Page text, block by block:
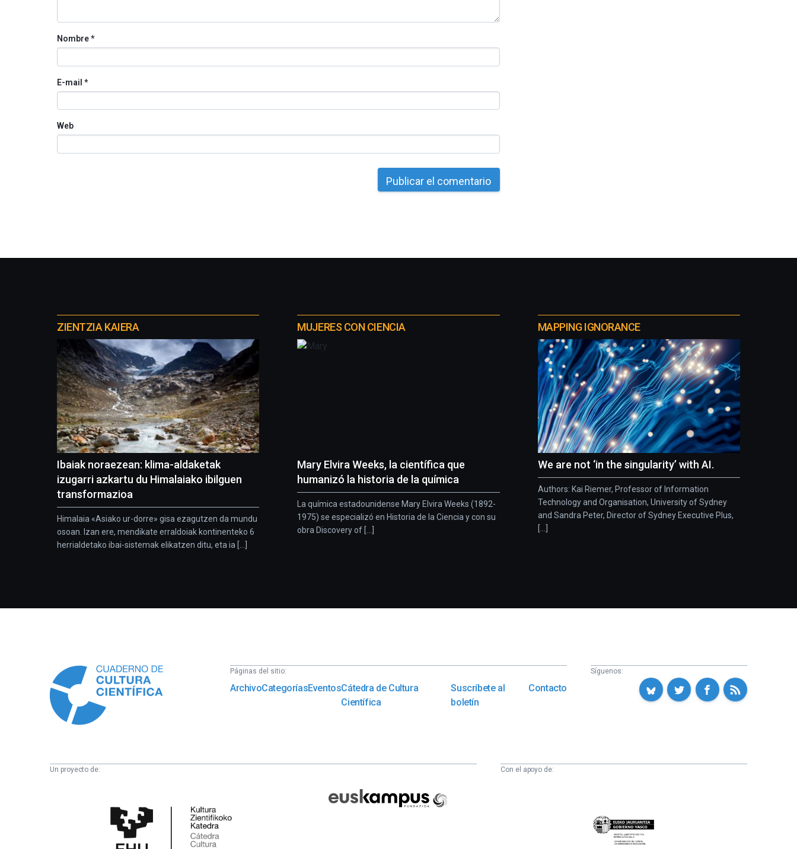
Nombre*
E-mail *
Web
proyectos
ZIENTZIA KAIERA
Ibaiak noraezean: klima-aldaketak
izugarri azkartu du Himalaiako ibilguen
transformazioa
Himalaia «Asiako ur-dorre» gisa ezagutzen da mundu
osoan. Izan ere, mendikate erraldoiak kontinenteko 6
herrialdetako ibai-sistemak elikatzen ditu, eta ia [...]
MUJERES CON CIENCIA
Mary Elvira Weeks, la científica que
humanizó la historia de la química
La química estadounidense Mary Elvira Weeks (1892-
1975) se especializó en Historia de la Ciencia y con su
obra Discovery of [...]
MAPPING IGNORANCE
We are not ‘in the singularity’ with AI.
Authors: Kai Riemer, Professor of Information
Technology and Organisation, University of Sydney
and Sandra Peter, Director of Sydney Executive Plus,
[...]
Páginas del sitio:
ArchivoCategoríasEventosCátedra de Cultura
Científica
Suscríbete al
boletín
Contacto
Síguenos:
Un proyecto de:
Científica
Fundazioa
Con el apoyo de:
Eusko
Jaurlaritza